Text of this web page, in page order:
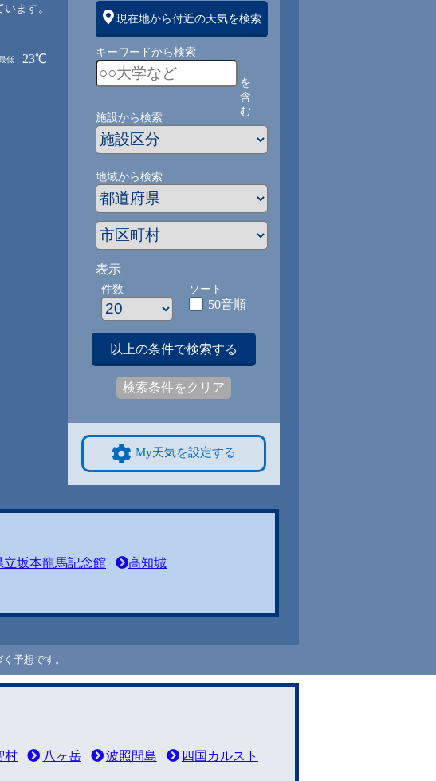
ます。
低 23℃
現在地から付近の天気を検索
キーワードから検索
を
含
む
施設から検索
地域から検索
表示
件数 ソート
50音順
以上の条件で検索する
検索条件をクリア
My天気を設定する
立坂本龍馬記念館
高知城
予想です。
村 八ヶ岳 波照間島 四国カルスト